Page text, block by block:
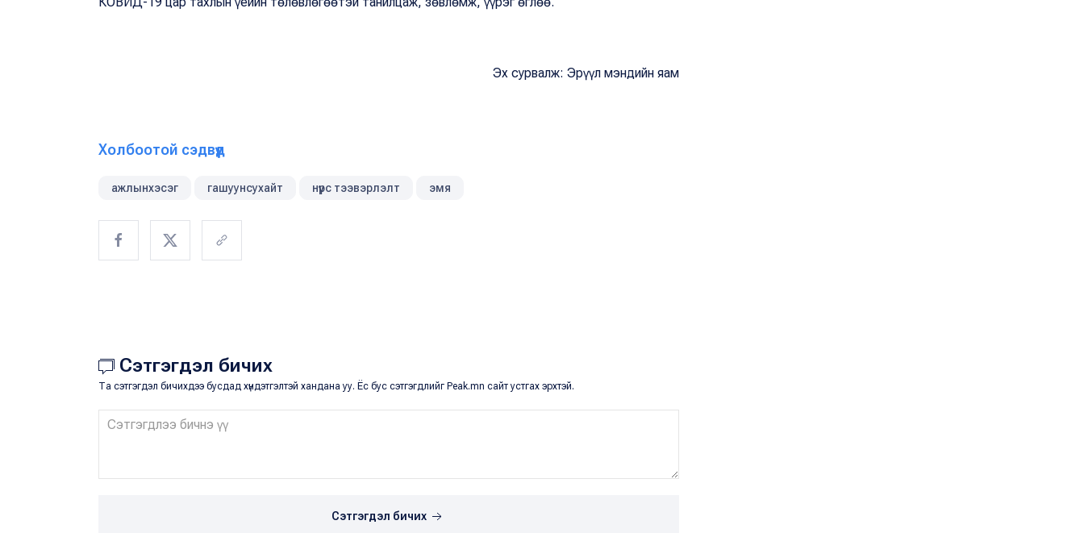
Эх сурвалж: Эрүүл мэндийн яам
Холбоотой сэдвүүд
ажлынхэсэг гашуунсухайт нүүрс тээвэрлэлт эмя
Сэтгэгдэл бичих
Та сэтгэгдэл бичихдээ бусдад хүндэтгэлтэй хандана уу. Ёс бус сэтгэгдлийг Peak.mn сайт устгах эрхтэй.
Сэтгэгдэл бичих